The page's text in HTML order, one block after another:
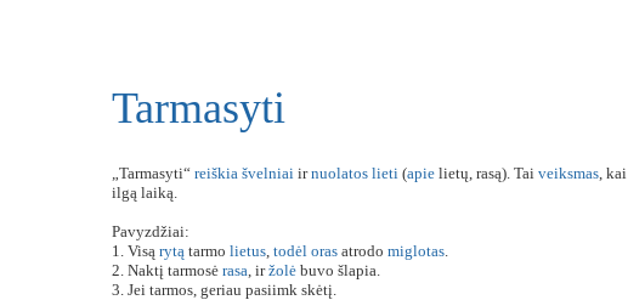
Tarmasyti
„Tarmasyti“ reiškia švelniai irnuolatos lieti (apie lietų, rasą). Tai veiksmas, kai
ilgą laiką.
Pavyzdžiai:
1. Visą rytą tarmo lietus, todėl oras atrodo miglotas.
2. Naktį tarmosė rasa, iržolė buvo šlapia.
3. Jei tarmos, geriau pasiimk skėtį.